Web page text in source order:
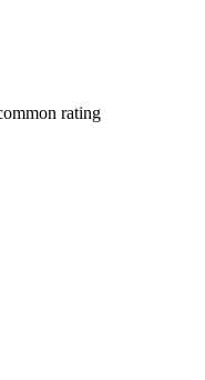
rating